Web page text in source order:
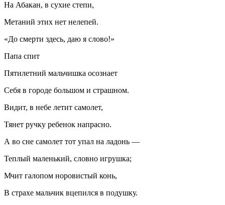
На Абакан, в сухие степи,
Метаний этих нет нелепей.
«До смерти здесь, даю я слово!»
Папа спит
Пятилетний мальчишка осознает
Себя в городе большом и страшном.
Видит, в небе летит самолет,
Тянет ручку ребенок напрасно.
А во сне самолет тот упал на ладонь —
Теплый маленький, словно игрушка;
Мчит галопом норовистый конь,
В страхе мальчик вцепился в подушку.